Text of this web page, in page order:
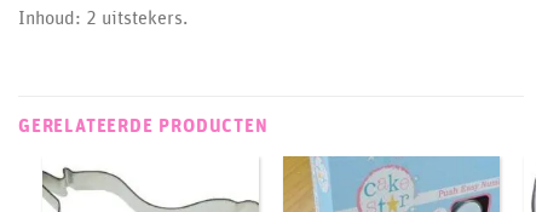
Inhoud: 2 uitstekers.
GERELATEERDE PRODUCTEN